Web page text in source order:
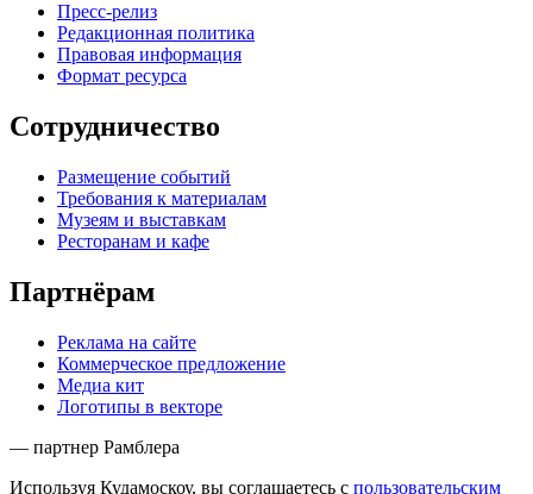
Пресс-релиз
Редакционная политика
Правовая информация
Формат ресурса
Сотрудничество
Размещение событий
Требования к материалам
Музеям и выставкам
Ресторанам и кафе
Партнёрам
Реклама на сайте
Коммерческое предложение
Медиа кит
Логотипы в векторе
— партнер Рамблера
Используя Кудамоскоу, вы соглашаетесь с пользовательским